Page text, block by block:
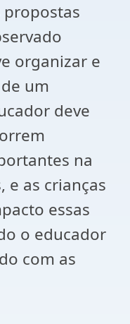
propostas
organizar e
um
deve
na
e as crianças
essas
o educador
com as